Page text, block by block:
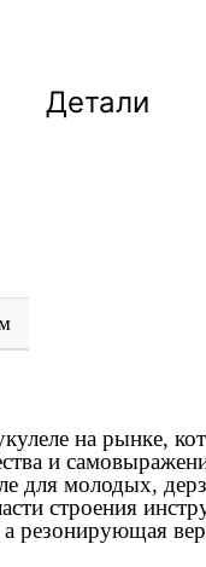
Детали
на рынке,
и
для молодых,
строения
а резонирующая